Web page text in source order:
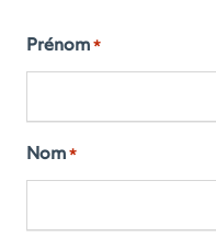
Prénom *
Nom *